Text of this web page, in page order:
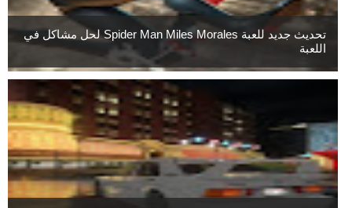
تحديث جديد للعبة Spider Man Miles Morales لحل مشاكل في
اللعبة